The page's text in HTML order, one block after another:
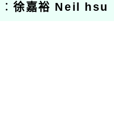
徐嘉裕 Neil hsu